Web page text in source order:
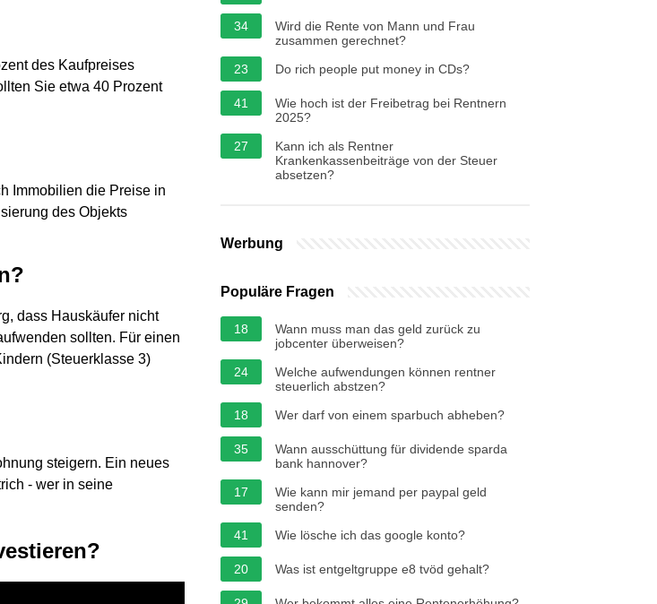
des Kaufpreises
Sie etwa 40 Prozent
Immobilien die Preise in
des Objekts
dass Hauskäufer nicht
sollten. Für einen
(Steuerklasse 3)
steigern. Ein neues
- wer in seine
34
Wird die Rente von Mann und Frau
zusammen gerechnet?
23
Do rich people put money in CDs?
41
Wie hoch ist der Freibetrag bei Rentnern
2025?
27
Kann ich als Rentner
Krankenkassenbeiträge von der Steuer
absetzen?
Werbung
Populäre Fragen
18
Wann muss man das geld zurück zu
jobcenter überweisen?
24
Welche aufwendungen können rentner
steuerlich abstzen?
18
Wer darf von einem sparbuch abheben?
35
Wann ausschüttung für dividende sparda
bank hannover?
17
Wie kann mir jemand per paypal geld
senden?
41
Wie lösche ich das google konto?
20 Was ist entgeltgruppe e8 tvöd gehalt?